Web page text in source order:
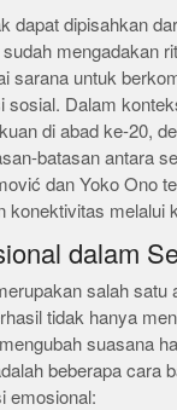
dapat dipisahkan
mengadakan
sarana untuk
sosial. Dalam
di abad ke-20,
batasan antara
dan Yoko Ono
konektivitas melalui
dalam
salah
tidak hanya
suasana
beberapa cara
emosional: